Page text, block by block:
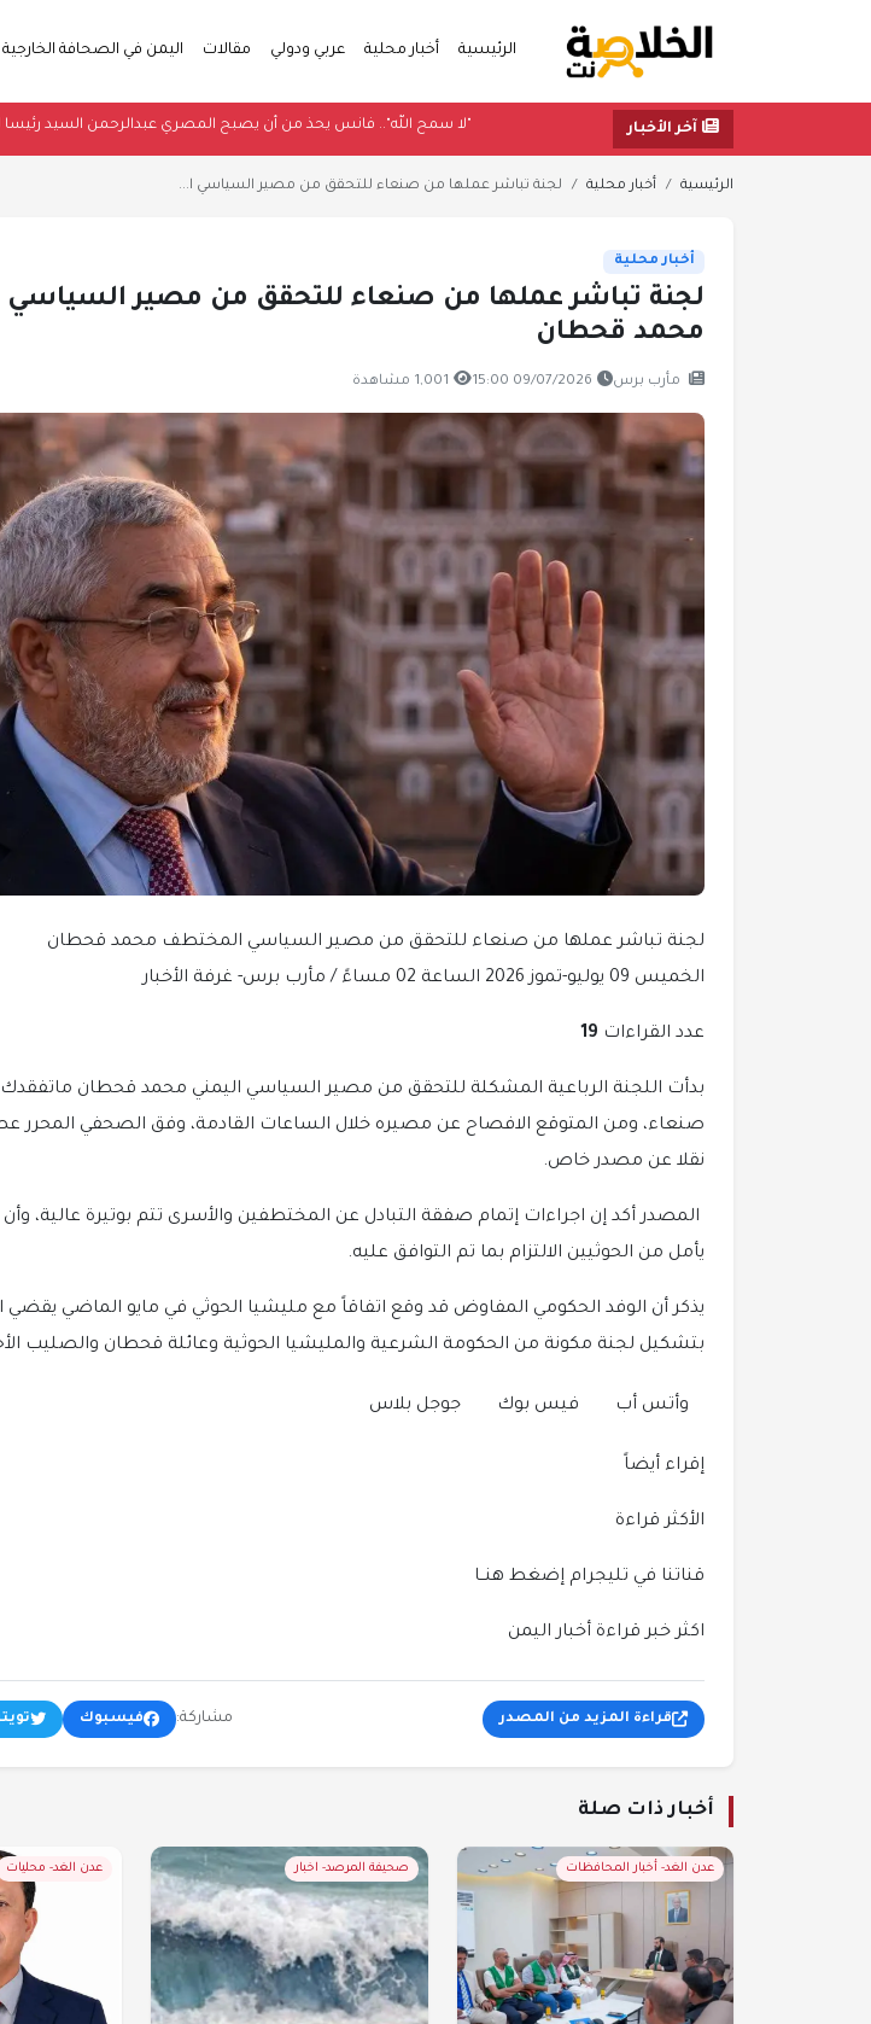
الرئيسية أخبار محلية عربي ودولي مقالات اليمن في الصحافة الخارجية
آخر الأخبار "لا سمح الله".. فانس يحذ من أن يصبح المصري عبدالرحمن
الرئيسية أخبار محلية لجنة تباشر عملها من صنعاء للتحقق من مصير السياسي ا...
أخبار محلية
لجنة تباشر عملها من صنعاء للتحقق من مصير
محمد قحطان
مأرب برس 09/07/2026 15:00 1,001 مشاهدة
لجنة تباشر عملها من صنعاء للتحقق من مصير السياسي المختطف محمد قحطان
الخميس 09 يوليو-تموز 2026 الساعة 02 مساءً / مأرب برس- غرفة الأخبار
عدد القراءات 19
بدأت اللجنة الرباعية المشكلة للتحقق من مصير السياسي اليمني محمد قحطان
صنعاء، ومن المتوقع الافصاح عن مصيره خلال الساعات القادمة، وفق الصحفي المحرر
نقلا عن مصدر خاص.
المصدر أكد إن اجراءات إتمام صفقة التبادل عن المختطفين والأسرى تتم بوتيرة عالية،
يأمل من الحوثيين الالتزام بما تم التوافق عليه.
يذكر أن الوفد الحكومي المفاوض قد وقع اتفاقاً مع مليشيا الحوثي في مايو الماضي يقضي
بتشكيل لجنة مكونة من الحكومة الشرعية والمليشيا الحوثية وعائلة قحطان والصليب
وأتس أب فيس بوك جوجل بلاس
إقراء أيضاً
الأكثر قراءة
قناتنا في تليجرام إضغط هنــا
اكثر خبر قراءة أخبار اليمن
قراءة المزيد من المصدر مشاركة: فيسبوك
أخبار ذات صلة
عدن الغد- أخبار المحافظات صحيفة المرصد- اخبار عدن الغد- محليات